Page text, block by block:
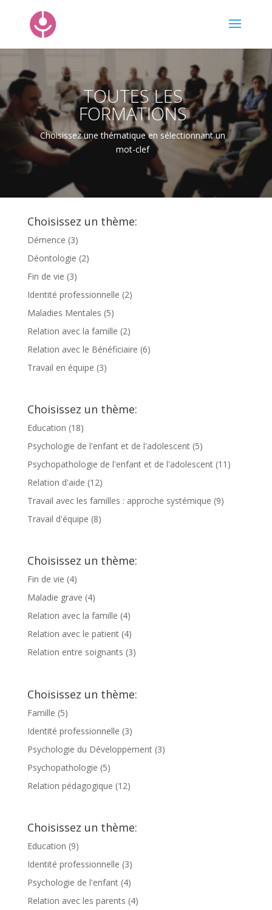
TOUTES LES
FORMATIONS
Choisissez une thématique en sélectionnant un
mot-clef
Choisissez un thème:
Démence (3)
Déontologie (2)
Fin de vie (3)
Identité professionnelle (2)
Maladies Mentales (5)
Relation avec la famille (2)
Relation avec le Bénéficiaire (6)
Travail en équipe (3)
Choisissez un thème:
Education (18)
Psychologie de l'enfant et de l'adolescent(5)
Psychopathologie de l'enfant et de l'adolescent(11)
Relation d'aide (12)
Travail avec les familles : approche systémique (9)
Travail d'équipe (8)
Choisissez un thème:
Fin de vie (4)
Maladie grave (4)
Relation avec la famille (4)
Relation avec le patient(4)
Relation entre soignants (3)
Choisissez un thème:
Famille (5)
Identité professionnelle (3)
Psychologie du Développement(3)
Psychopathologie (5)
Relation pédagogique (12)
Choisissez un thème:
Education (9)
Identité professionnelle (3)
Psychologie de l'enfant(4)
Relation avec les parents (4)